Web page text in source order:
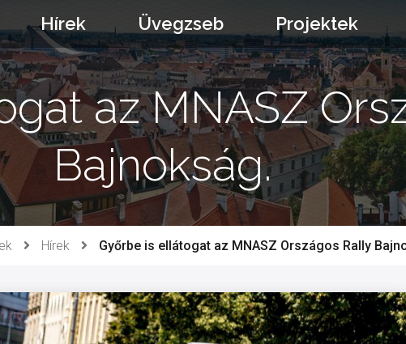
Hírek Üvegzseb Projektek
az MNASZ
Bajnokság.
Hírek Győrbe is ellátogat az MNASZ Országos Rally